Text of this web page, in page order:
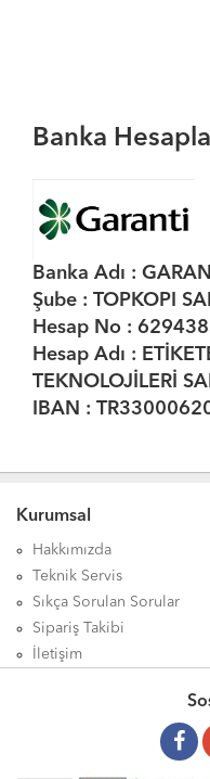
Banka
Banka Adı :
Şube : TOPKOPI
Hesap No :
Hesap Adı :
TEKNOLOJİLERİ
IBAN :
Kurumsal
Hakkımızda
Teknik Servis
Sıkça Sorulan Sorular
Sipariş Takibi
İletişim